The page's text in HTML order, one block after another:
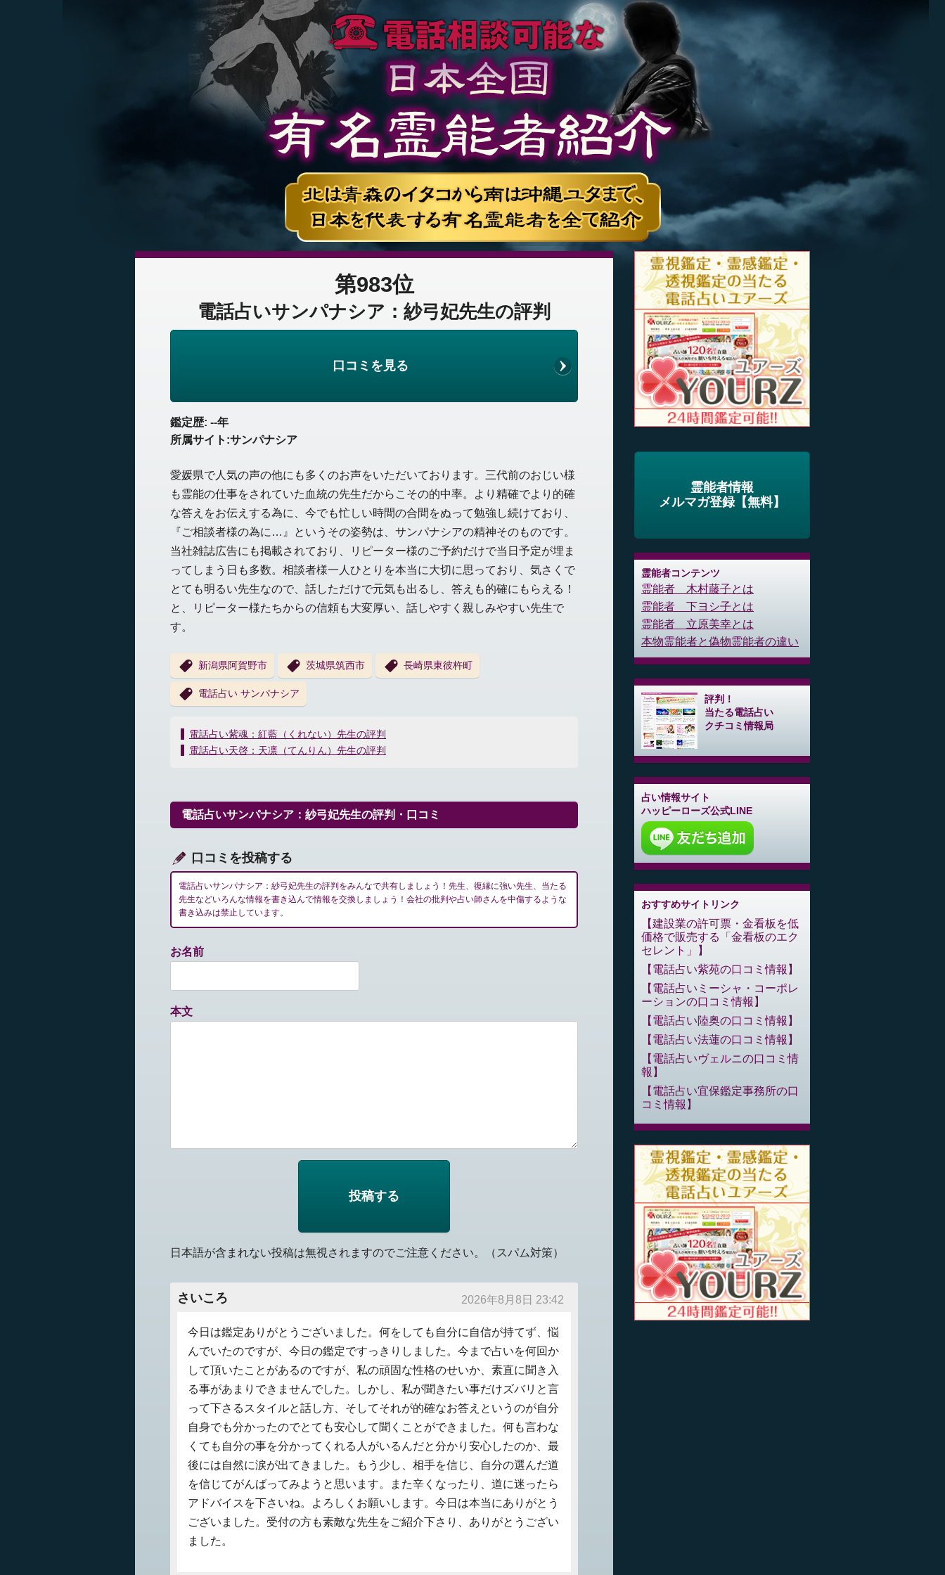
第983位
電話占いサンパナシア：紗弓妃先生の評判
口コミを見る
鑑定歴: --年
所属サイト:サンパナシア
愛媛県で人気の声の他にも多くのお声をいただいております。三代前のおじい様
も霊能の仕事をされていた血統の先生だからこその的中率。より精確でより的確
な答えをお伝えする為に、今でも忙しい時間の合間をぬって勉強し続けており、
『ご相談者様の為に…』というその姿勢は、サンパナシアの精神そのものです。
当社雑誌広告にも掲載されており、リピーター様のご予約だけで当日予定が埋ま
ってしまう日も多数。相談者様一人ひとりを本当に大切に思っており、気さくで
とても明るい先生なので、話しただけで元気も出るし、答えも的確にもらえる！
と、リピーター様たちからの信頼も大変厚い、話しやすく親しみやすい先生で
す。
新潟県阿賀野市 茨城県筑西市 長崎県東彼杵町
電話占い サンパナシア
投
稿
ー
シ
ン
電話占い紫魂：紅藍（くれない）先生の評判
電話占い天啓：天凛（てんりん）先生の評判
電話占いサンパナシア：紗弓妃先生の評判・口コミ
口コミを投稿する
電話占いサンパナシア：紗弓妃先生の評判をみんなで共有しましょう！先生、復縁に強い先生、当たる
先生などいろんな情報を書き込んで情報を交換しましょう！会社の批判や占い師さんを中傷するような
書き込みは禁止しています。
お名前
本文
日本語が含まれない投稿は無視されますのでご注意ください。（スパム対策）
さいころ 2026年8月8日 23:42
今日は鑑定ありがとうございました。何をしても自分に自信が持てず、悩
んでいたのですが、今日の鑑定ですっきりしました。今まで占いを何回か
して頂いたことがあるのですが、私の頑固な性格のせいか、素直に聞き入
る事があまりできませんでした。しかし、私が聞きたい事だけズバリと言
って下さるスタイルと話し方、そしてそれが的確なお答えというのが自分
自身でも分かったのでとても安心して聞くことができました。何も言わな
くても自分の事を分かってくれる人がいるんだと分かり安心したのか、最
後には自然に涙が出てきました。もう少し、相手を信じ、自分の選んだ道
を信じてがんばってみようと思います。また辛くなったり、道に迷ったら
アドバイスを下さいね。よろしくお願いします。今日は本当にありがとう
ございました。受付の方も素敵な先生をご紹介下さり、ありがとうござい
ました。
霊能者情報
メルマガ登録【無料】
霊能者コンテンツ
霊能者 木村藤子とは
霊能者 下ヨシ子とは
霊能者 立原美幸とは
本物霊能者と偽物霊能者の違い
評判！
当たる電話占い
クチコミ情報局
占い情報サイト
ハッピーローズ公式LINE
おすすめサイトリンク
建設業の許可票・金看板を低
価格で販売する「金看板のエク
セレント」
電話占い紫苑の口コミ情報
電話占いミーシャ・コーポレ
ーションの口コミ情報
電話占い陸奥の口コミ情報
電話占い法蓮の口コミ情報
電話占いヴェルニの口コミ情
報
電話占い宜保鑑定事務所の口
コミ情報